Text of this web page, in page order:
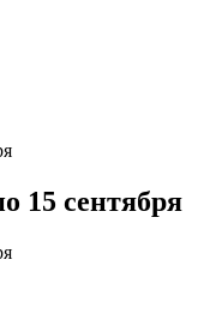
15 сентября